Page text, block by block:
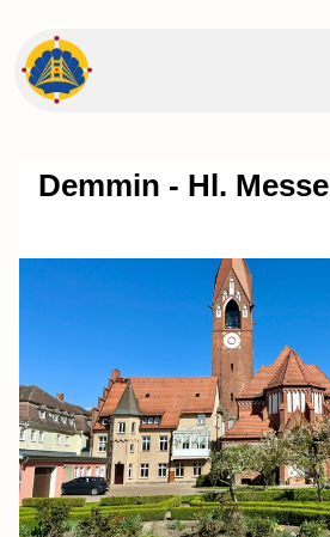
Demmin - Hl. Messe